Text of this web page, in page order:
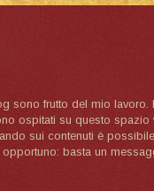
sono frutto del mio lavoro.
ospitati su questo
sui contenuti è
basta un